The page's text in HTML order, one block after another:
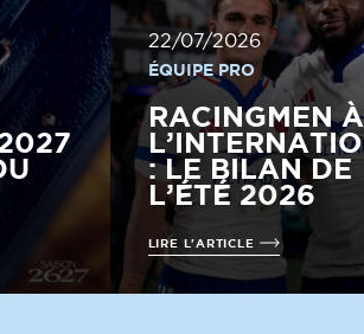
22/07/2026
ÉQUIPE PRO
RACINGMEN À
: LE BILAN DE
L’ÉTÉ 2026
LIRE L'ARTICLE